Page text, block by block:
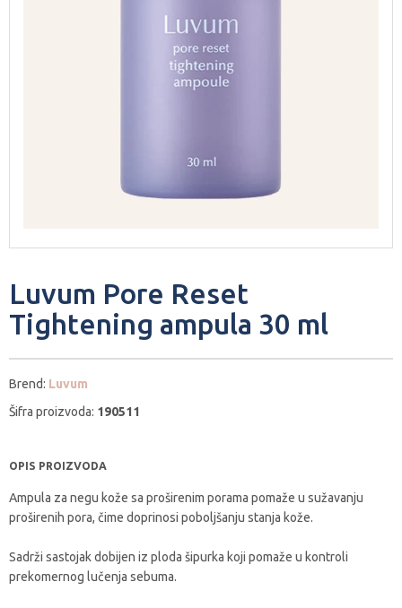
Luvum Pore Reset
Tightening ampula 30 ml
Brend: Luvum
Šifra proizvoda: 190511
OPIS PROIZVODA
Ampula za negu kože sa proširenim porama pomaže u sužavanju
proširenih pora, čime doprinosi poboljšanju stanja kože.
Sadrži sastojak dobijen iz ploda šipurka koji pomaže u kontroli
prekomernog lučenja sebuma.